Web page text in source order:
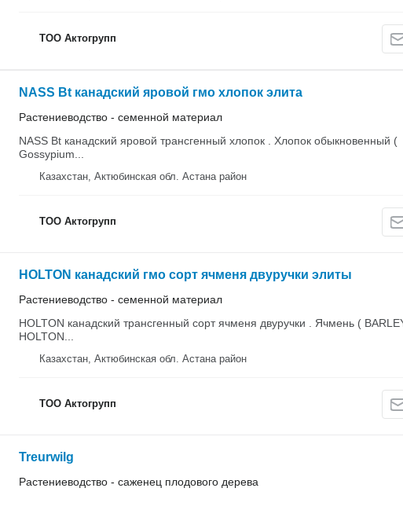
ТОО Актогрупп
NASS Bt канадский яровой гмо хлопок элита
Растениеводство - семенной материал
NASS Bt канадский яровой трансгенный хлопок . Хлопок обыкновенный (
Gossypium...
Казахстан, Актюбинская обл. Астана район
ТОО Актогрупп
HOLTON канадский гмо сорт ячменя двуручки элиты
Растениеводство - семенной материал
HOLTON канадский трансгенный сорт ячменя двуручки . Ячмень (
HOLTON...
Казахстан, Актюбинская обл. Астана район
ТОО Актогрупп
Treurwilg
Растениеводство - саженец плодового дерева